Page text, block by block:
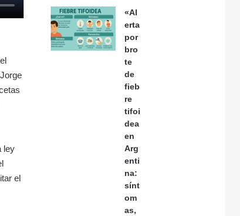
ley
el
«Al
erta
por
bro
te
de
fieb
re
tifoi
dea
en
Arg
enti
na:
sínt
om
as,